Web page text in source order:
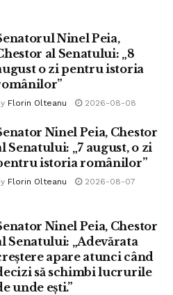
3 miliarde lei către Phizer.
în bugetul 2026, iar
negativă.
se vede, iar poporul vede doar
Ninel Peia,
al Senatului: „8
o zi pentru istoria
Florin Olteanu 2026-08-08
Ninel Peia, Chestor
Senatului: „7 august, o zi
istoria românilor”
Florin Olteanu 2026-08-07
Ninel Peia, Chestor
Senatului: „Adevărata
apare atunci când
să schimbi lucrurile
unde ești.”